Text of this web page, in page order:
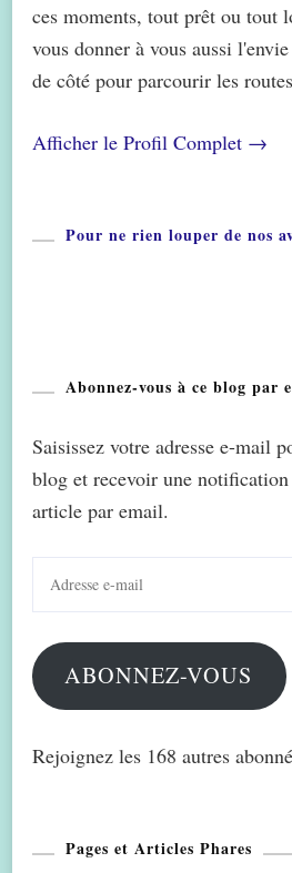
ces moments, tout prêt ou tout
vous donner à vous aussi
de côté pour parcourir les
Afficher le Profil Complet →
Pour ne rien louper de nos
Abonnez-vous à ce blog par
Saisissez votre adresse e-mail
blog et recevoir une
article par email.
mail
ABONNEZ-VOUS
Rejoignez les 168 autres
Pages et Articles Phares